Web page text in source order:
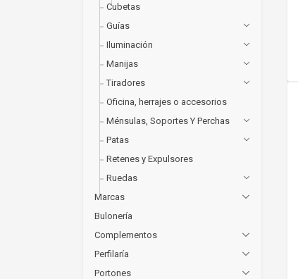
Cubetas
Guías
Iluminación
Manijas
Tiradores
Oficina, herrajes o accesorios
Ménsulas, Soportes Y Perchas
Patas
Retenes y Expulsores
Ruedas
Marcas
Bulonería
Complementos
Perfilaría
Portones